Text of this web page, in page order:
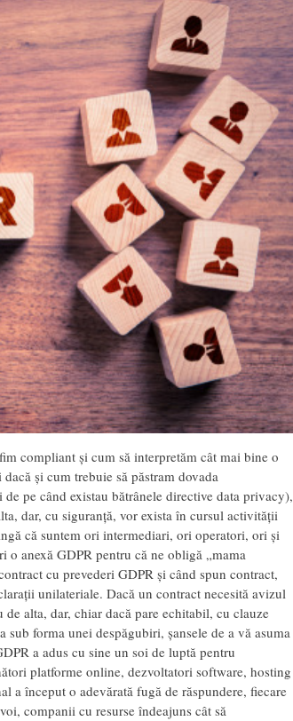
compliant și cum să interpretăm cât mai bine o
și cum trebuie să păstram dovada
pe când existau bătrânele directive data privacy),
dar, cu siguranță, vor exista în cursul activității
că suntem ori intermediari, ori operatori, ori și
o anexă GDPR pentru că ne obligă „mama
cu prevederi GDPR și când spun contract,
unilateriale. Dacă un contract necesită avizul
alta, dar, chiar dacă pare echitabil, cu clauze
forma unei despăgubiri, șansele de a vă asuma
a adus cu sine un soi de luptă pentru
platforme online, dezvoltatori software, hosting
a început o adevărată fugă de răspundere, fiecare
companii cu resurse îndeajuns cât să